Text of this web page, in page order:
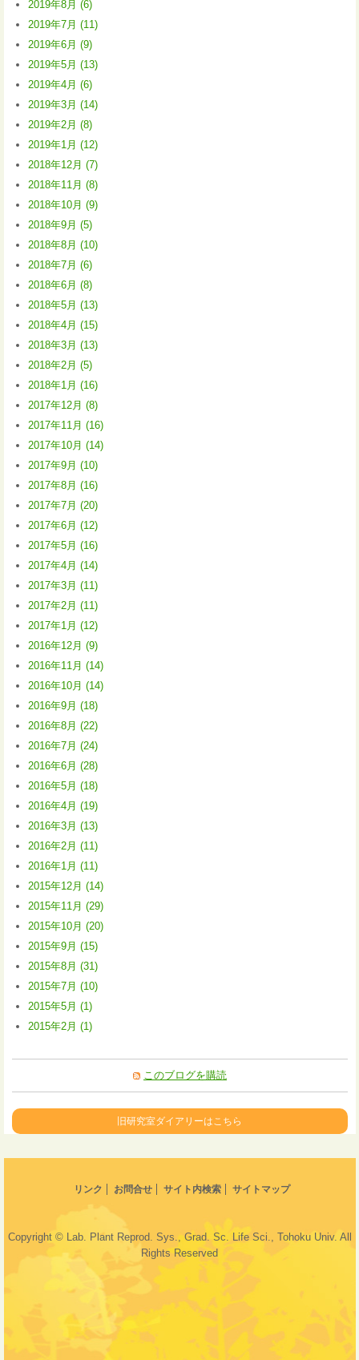
2019年8月 (6)
2019年7月 (11)
2019年6月 (9)
2019年5月 (13)
2019年4月 (6)
2019年3月 (14)
2019年2月 (8)
2019年1月 (12)
2018年12月 (7)
2018年11月 (8)
2018年10月 (9)
2018年9月 (5)
2018年8月 (10)
2018年7月 (6)
2018年6月 (8)
2018年5月 (13)
2018年4月 (15)
2018年3月 (13)
2018年2月 (5)
2018年1月 (16)
2017年12月 (8)
2017年11月 (16)
2017年10月 (14)
2017年9月 (10)
2017年8月 (16)
2017年7月 (20)
2017年6月 (12)
2017年5月 (16)
2017年4月 (14)
2017年3月 (11)
2017年2月 (11)
2017年1月 (12)
2016年12月 (9)
2016年11月 (14)
2016年10月 (14)
2016年9月 (18)
2016年8月 (22)
2016年7月 (24)
2016年6月 (28)
2016年5月 (18)
2016年4月 (19)
2016年3月 (13)
2016年2月 (11)
2016年1月 (11)
2015年12月 (14)
2015年11月 (29)
2015年10月 (20)
2015年9月 (15)
2015年8月 (31)
2015年7月 (10)
2015年5月 (1)
2015年2月 (1)
このブログを購読
旧研究室ダイアリーはこちら
リンク お問合せ サイト内検索 サイトマップ
Copyright © Lab. Plant Reprod. Sys., Grad. Sc. Life Sci., Tohoku Univ. All
Rights Reserved